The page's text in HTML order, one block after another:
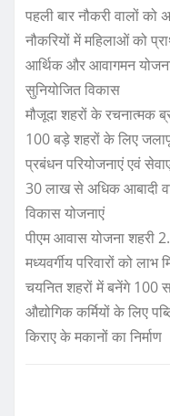
पहली बार नौकरी वालों को
नौकरियों में महिलाओं को
आर्थिक और आवागमन योजना
सुनियोजित विकास
मौजूदा शहरों के रचनात्मक
100 बड़े शहरों के लिए
प्रबंधन परियोजनाएं एवं
30 लाख से अधिक आबादी
विकास योजनाएं
पीएम आवास योजना शहरी
मध्यवर्गीय परिवारों को लाभ
चयनित शहरों में बनेंगे 100
औद्योगिक कर्मियों के लिए
किराए के मकानों का निर्माण